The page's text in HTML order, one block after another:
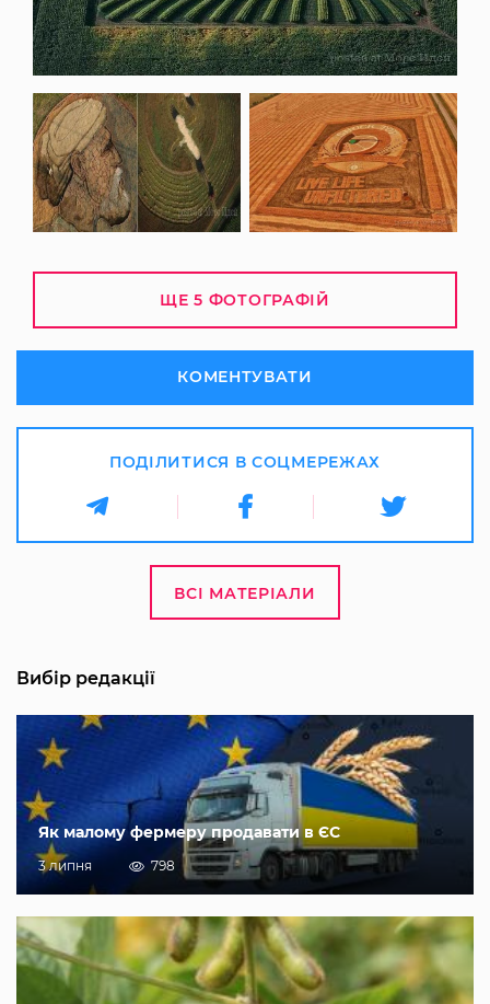
ЩЕ 5 ФОТОГРАФІЙ
КОМЕНТУВАТИ
ПОДІЛИТИСЯ В СОЦМЕРЕЖАХ
ВСІ МАТЕРІАЛИ
Вибір редакції
Як малому фермеру продавати в ЄС
3 липня 798